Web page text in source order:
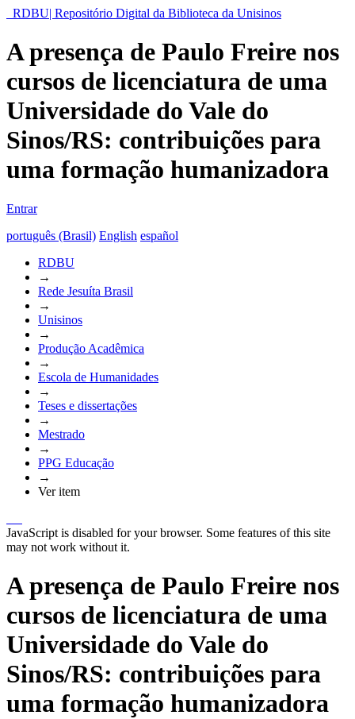
RDBU| Repositório Digital da Biblioteca da Unisinos
A presença de Paulo Freire nos
cursos de licenciatura de uma
Universidade do Vale do
Sinos/RS: contribuições para
uma formação humanizadora
Entrar
português (Brasil) English español
RDBU
→
Rede Jesuíta Brasil
→
Unisinos
→
Produção Acadêmica
→
Escola de Humanidades
→
Teses e dissertações
→
Mestrado
→
PPG Educação
→
Ver item
JavaScript is disabled for your browser. Some features of this site
may not work without it.
A presença de Paulo Freire nos
cursos de licenciatura de uma
Universidade do Vale do
Sinos/RS: contribuições para
uma formação humanizadora